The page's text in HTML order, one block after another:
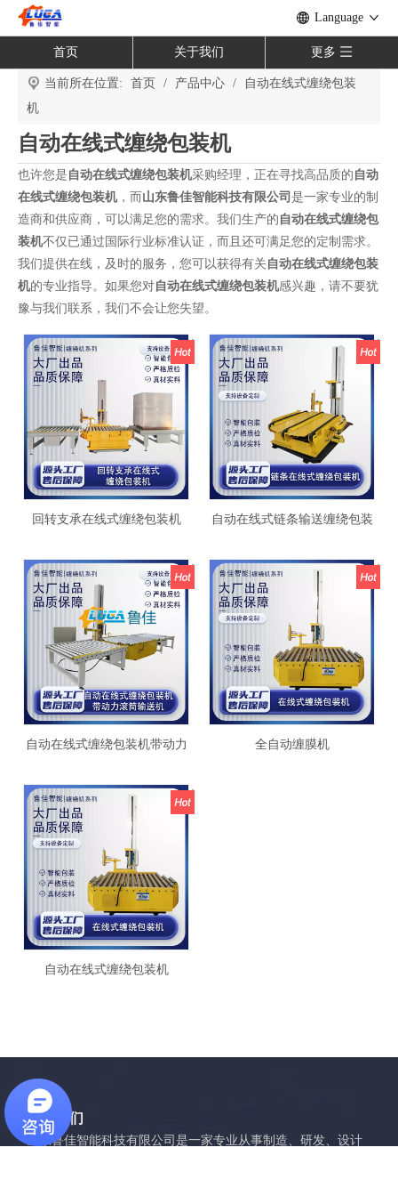
Language
首页 关于我们 更多
当前所在位置: 首页 / 产品中心 /
自动在线式缠绕包装
机
自动在线式缠绕包装机
也许您是 自动在线式缠绕包装机采购经理，正在寻找高品质的 自动
在线式缠绕包装机，而 山东鲁佳智能科技有限公司 是一家专业的制
造商和供应商，可以满足您的需求。我们生产的 自动在线式缠绕包
装机不仅已通过国际行业标准认证，而且还可满足您的定制需求。
我们提供在线，及时的服务，您可以获得有关 自动在线式缠绕包装
机的专业指导。如果您对自动在线式缠绕包装机感兴趣，请不要犹
豫与我们联系，我们不会让您失望。
回转支承在线式缠绕包装机
自动在线式链条输送缠绕包装
自动在线式缠绕包装机带动力
全自动缠膜机
自动在线式缠绕包装机
关于我们
山东鲁佳智能科技有限公司是一家专业从事制造、研发、设计